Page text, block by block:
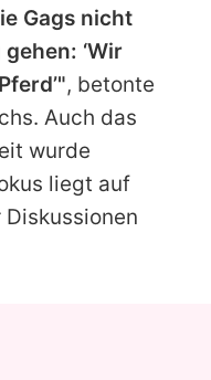
Gags nicht
‘Wir
, betonte
Auch das
wurde
liegt auf